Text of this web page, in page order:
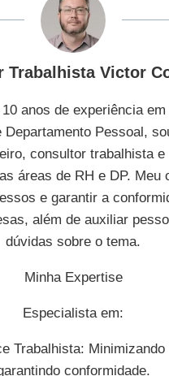
Trabalhista Victor
anos de experiência
Departamento Pessoal,
consultor trabalhista
áreas de RH e DP. Meu
e garantir a
além de auxiliar
dúvidas sobre o tema.
Minha Expertise
Especialista em:
Trabalhista:
conformidade.